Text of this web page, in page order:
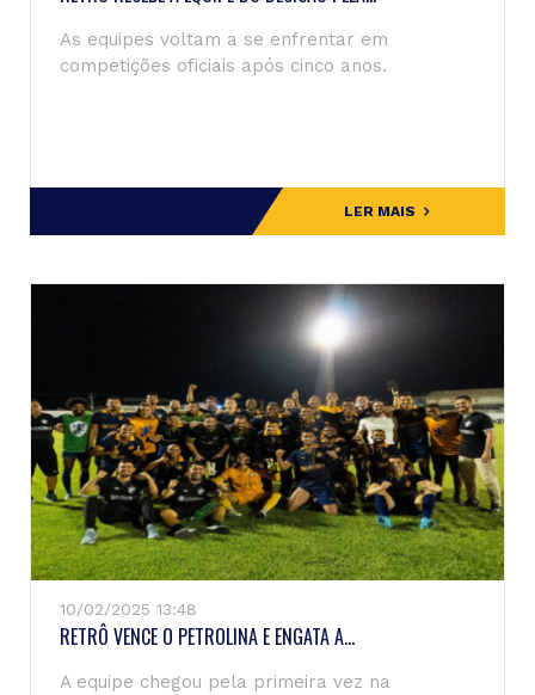
As equipes voltam a se enfrentar em
competições oficiais após cinco anos.
LER MAIS
10/02/2025 13:48
RETRÔ VENCE O PETROLINA E ENGATA A...
A equipe chegou pela primeira vez na